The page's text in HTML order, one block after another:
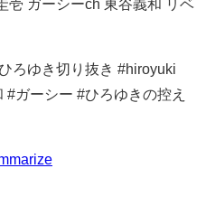
壱 ガーシーch 東谷義和 リベ
ろゆき切り抜き #hiroyuki
ガーシー #ひろゆきの控え